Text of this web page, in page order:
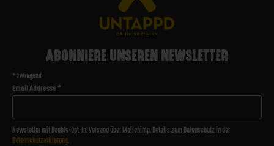
ABONNIERE UNSEREN NEWSLETTER
* zwingend
Email Addresse*
Newsletter mit Double-Opt-In. Versand über Mailchimp. Details zum Datenschutz in der
Datenschutzerklärung.